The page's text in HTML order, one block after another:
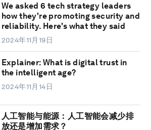
We asked 6 tech strategy leaders
how they're promoting security and
reliability. Here's what they said
2024年11月19日
Explainer: What is digital trust in
the intelligent age?
2024年11月14日
人工智能与能源：人工智能会减少排
放还是增加需求？